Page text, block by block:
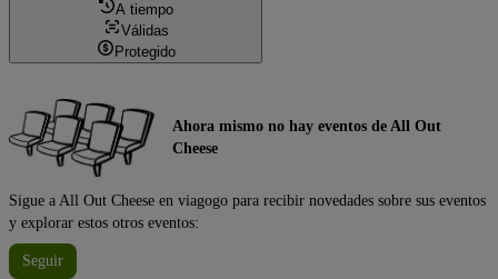
A tiempo
Válidas
Protegido
Ahora mismo no hay eventos de All Out
Cheese
Sigue a All Out Cheese en viagogo para recibir novedades sobre sus eventos
y explorar estos otros eventos:
Seguir